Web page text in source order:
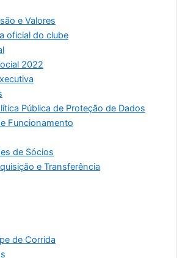
e Valores
oficial do clube
2022
Pública de Proteção de Dados
Funcionamento
de Sócios
e Transferência
de Corrida